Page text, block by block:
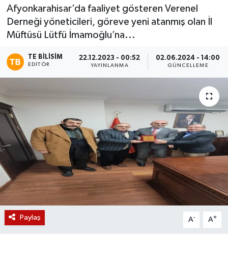
Afyonkarahisar’da faaliyet gösteren Verenel
Derneği yöneticileri, göreve yeni atanmış olan İl
Müftüsü Lütfü İmamoğlu’na...
TE BILISIM
EDITÖR
22.12.2023 - 00:52
YAYINLANMA
02.06.2024 - 14:00
GÜNCELLEME
Paylaş A- A+
Ekonomi
Magazin
Etkinlikler